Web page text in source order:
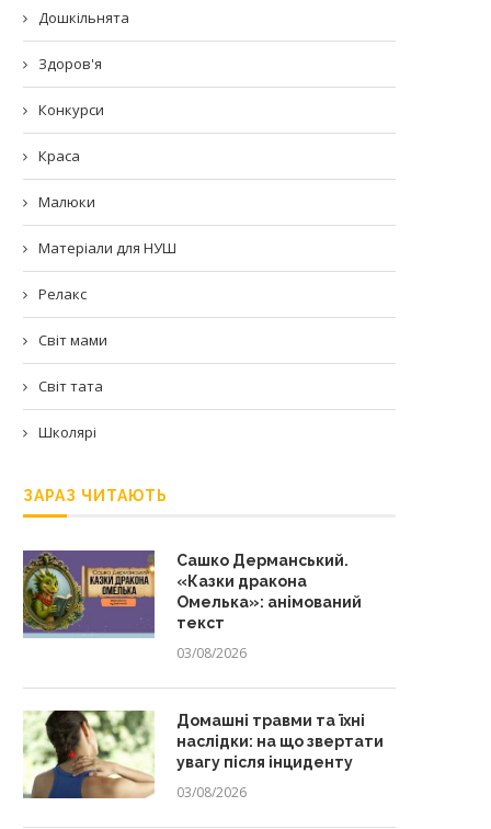
Дошкільнята
Здоров'я
Конкурси
Краса
Малюки
Матеріали для НУШ
Релакс
Світ мами
Світ тата
Школярі
ЗАРАЗ ЧИТАЮТЬ
Сашко Дерманський.
«Казки дракона
Омелька»: анімований
текст
03/08/2026
Домашні травми та їхні
наслідки: на що звертати
увагу після інциденту
03/08/2026